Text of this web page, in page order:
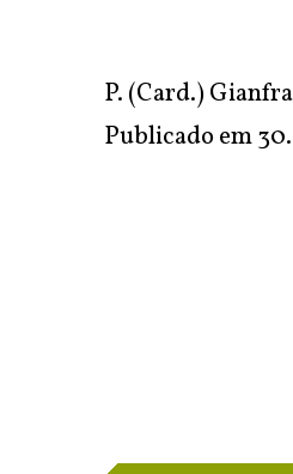
P. (Card.)
Publicado em